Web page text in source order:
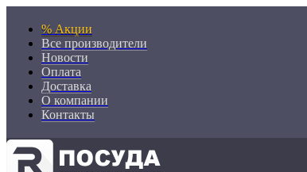
% Акции
Все производители
Новости
Оплата
Доставка
О компании
Контакты